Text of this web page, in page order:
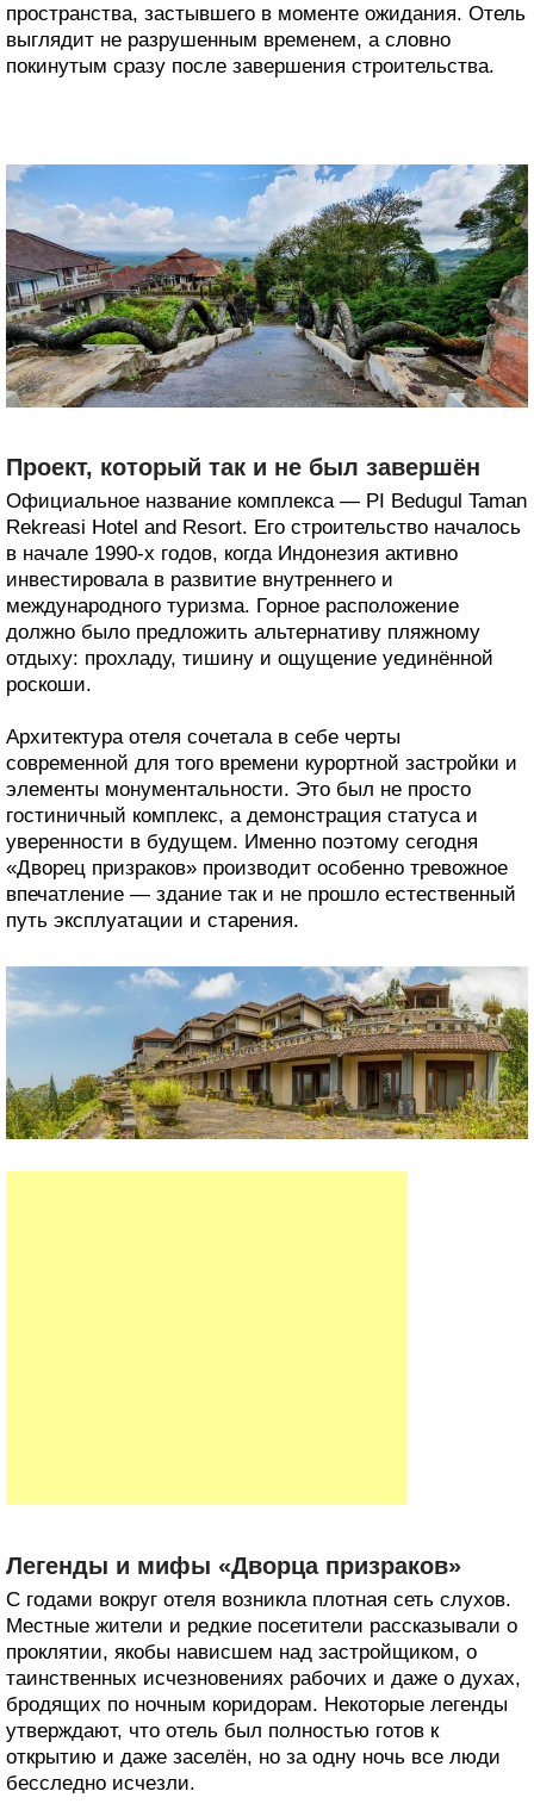
пространства, застывшего в моменте ожидания. Отель
выглядит не разрушенным временем, а словно
покинутым сразу после завершения строительства.
Проект, который так и не был завершён
Официальное название комплекса — PI Bedugul Taman
Rekreasi Hotel and Resort. Его строительство началось
в начале 1990-х годов, когда Индонезия активно
инвестировала в развитие внутреннего и
международного туризма. Горное расположение
должно было предложить альтернативу пляжному
отдыху: прохладу, тишину и ощущение уединённой
роскоши.
Архитектура отеля сочетала в себе черты
современной для того времени курортной застройки и
элементы монументальности. Это был не просто
гостиничный комплекс, а демонстрация статуса и
уверенности в будущем. Именно поэтому сегодня
«Дворец призраков» производит особенно тревожное
впечатление — здание так и не прошло естественный
путь эксплуатации и старения.
Легенды и мифы «Дворца призраков»
С годами вокруг отеля возникла плотная сеть слухов.
Местные жители и редкие посетители рассказывали о
проклятии, якобы нависшем над застройщиком, о
таинственных исчезновениях рабочих и даже о духах,
бродящих по ночным коридорам. Некоторые легенды
утверждают, что отель был полностью готов к
открытию и даже заселён, но за одну ночь все люди
бесследно исчезли.